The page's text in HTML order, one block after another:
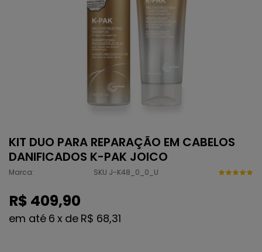
KIT DUO PARA REPARAÇÃO EM CABELOS
DANIFICADOS K-PAK JOICO
Marca: SKU J-K48_0_0_U
R$ 409,90
6 x de R$ 68,31